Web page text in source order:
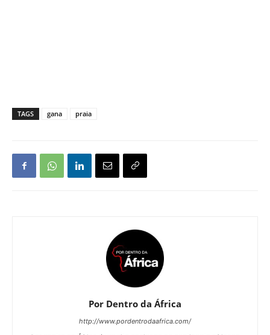
TAGS gana praia
Por Dentro da África
http://www.pordentrodaafrica.com/